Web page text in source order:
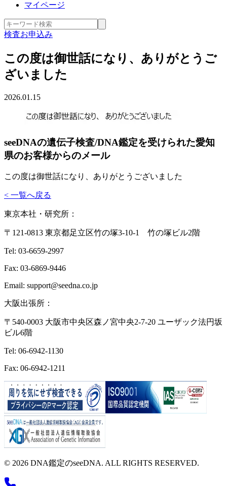
マイページ
検査お申込み
この度は御世話になり、ありがとうご
ざいました
2026.01.15
seeDNAの遺伝子検査/DNA鑑定を受けられた愛知
県のお客様からのメール
この度は御世話になり、ありがとうございました
< 一覧へ戻る
東京本社・研究所：
〒121-0813 東京都足立区竹の塚3-10-1 竹の塚ビル2階
Tel: 03-6659-2997
Fax: 03-6869-9446
Email: support@seedna.co.jp
大阪出張所：
〒540-0003 大阪市中央区森ノ宮中央2-7-20 ユーザック法円坂
ビル6階
Tel: 06-6942-1130
Fax: 06-6942-1211
© 2026 DNA鑑定のseeDNA. ALL RIGHTS RESERVED.